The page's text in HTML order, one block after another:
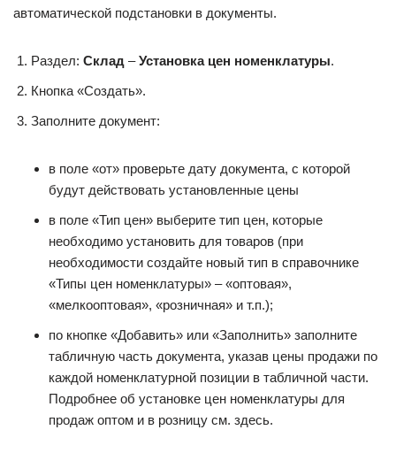
автоматической подстановки в документы.
Раздел: Склад –Установка цен номенклатуры.
Кнопка «Создать».
Заполните документ:
в поле «от» проверьте дату документа, с которой
будут действовать установленные цены
в поле «Тип цен» выберите тип цен, которые
необходимо установить для товаров (при
необходимости создайте новый тип в справочнике
«Типы цен номенклатуры» – «оптовая»,
«мелкооптовая», «розничная» и т.п.);
по кнопке «Добавить» или «Заполнить» заполните
табличную часть документа, указав цены продажи по
каждой номенклатурной позиции в табличной части.
Подробнее об установке цен номенклатуры для
продаж оптом и в розницу см. здесь.